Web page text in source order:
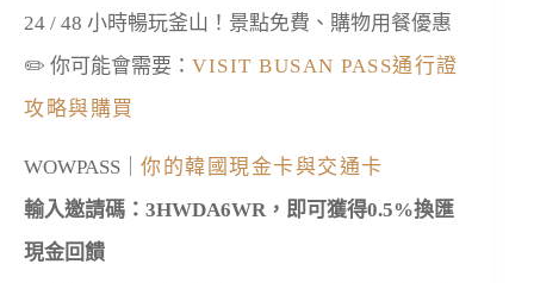
24 / 48 小時暢玩釜山！景點免費、購物用餐優惠
✏️ 你可能會需要： VISIT BUSAN PASS通行證
攻略與購買
WOWPASS｜ 你的韓國現金卡與交通卡
輸入邀請碼：3HWDA6WR，即可獲得0.5%換匯
現金回饋